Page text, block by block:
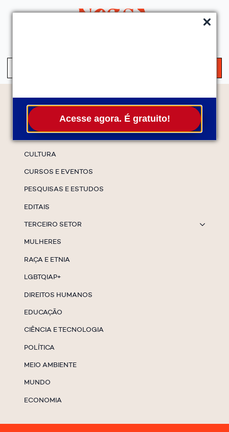
Acesse agora. É gratuito!
Temas
CULTURA
CURSOS E EVENTOS
PESQUISAS E ESTUDOS
EDITAIS
TERCEIRO SETOR
MULHERES
RAÇA E ETNIA
LGBTQIAP+
DIREITOS HUMANOS
EDUCAÇÃO
CIÊNCIA E TECNOLOGIA
POLÍTICA
MEIO AMBIENTE
MUNDO
ECONOMIA